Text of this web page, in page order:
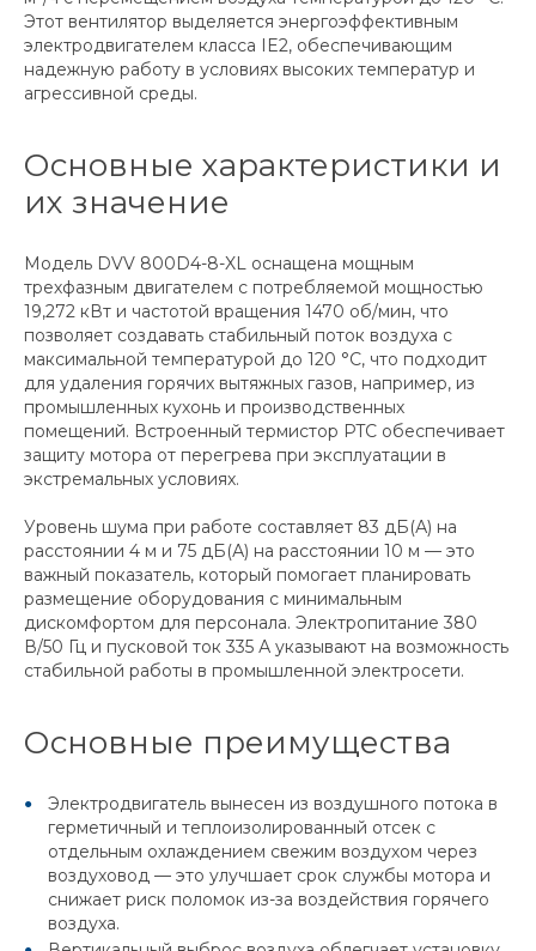
Этот вентилятор выделяется энергоэффективным
электродвигателем класса IE2, обеспечивающим
надежную работу в условиях высоких температур и
агрессивной среды.
Основные характеристики и
их значение
Модель DVV 800D4-8-XL оснащена мощным
трехфазным двигателем с потребляемой мощностью
19,272 кВт и частотой вращения 1470 об/мин, что
позволяет создавать стабильный поток воздуха с
максимальной температурой до 120 °C, что подходит
для удаления горячих вытяжных газов, например, из
промышленных кухонь и производственных
помещений. Встроенный термистор PTC обеспечивает
защиту мотора от перегрева при эксплуатации в
экстремальных условиях.
Уровень шума при работе составляет 83 дБ(А) на
расстоянии 4 м и 75 дБ(А) на расстоянии 10 м — это
важный показатель, который помогает планировать
размещение оборудования с минимальным
дискомфортом для персонала. Электропитание 380
В/50 Гц и пусковой ток 335 А указывают на возможность
стабильной работы в промышленной электросети.
Основные преимущества
Электродвигатель вынесен из воздушного потока в
герметичный и теплоизолированный отсек с
отдельным охлаждением свежим воздухом через
воздуховод — это улучшает срок службы мотора и
снижает риск поломок из-за воздействия горячего
воздуха.